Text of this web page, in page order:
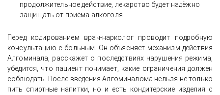
продолжительное действие, лекарство будет надёжно
защищать от приёма алкоголя.
Перед кодированием врач-нарколог проводит подробную
консультацию с больным. Он объясняет механизм действия
Алгоминала, расскажет о последствиях нарушения режима,
убедится, что пациент понимает, какие ограничения должен
соблюдать. После введения Алгоминалома нельзя не только
пить спиртные напитки, но и есть кондитерские изделия с